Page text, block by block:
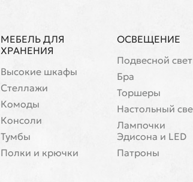
МЕБЕЛЬ ДЛЯ
ХРАНЕНИЯ
Высокие шкафы
Стеллажи
Комоды
Консоли
Тумбы
Полки и крючки
ОСВЕЩЕНИЕ
Подвесной свет
Бра
Торшеры
Настольный
Лампочки
Эдисона и LED
Патроны